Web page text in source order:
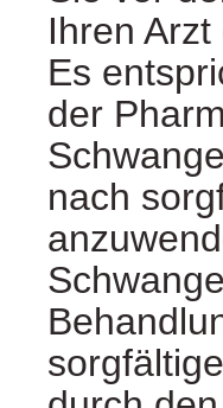
Ihren
Es
der
nach